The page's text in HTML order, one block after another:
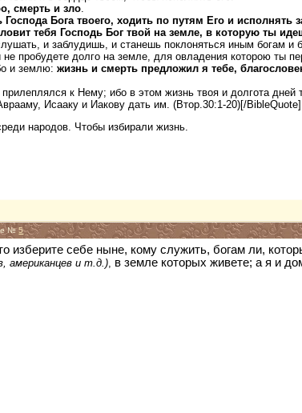
смерть и зло
Бога твоего, ходить по путям Его и исполнять
тебя Господь Бог твой на земле, в которую ты
и заблудишь, и станешь поклоняться иным богам и
пробудете долго на земле, для овладения которою ты
и землю:жизнь и смерть предложил я тебе,
к Нему; ибо в этом жизнь твоя и долгота дней
Исааку и Иакову дать им. (Втор.30:1-20)[/BibleQuote]
народов. Чтобы избирали жизнь.
№5
изберите себе ныне, кому служить, богам ли,
американцев и т.д.) в земле которых живете; а я и